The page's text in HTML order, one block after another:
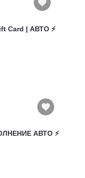
Card | АВТО ⚡
АВТО ⚡